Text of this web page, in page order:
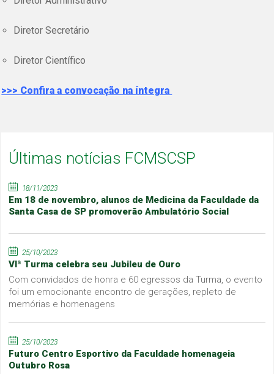
Diretor Secretário
Diretor Científico
>>> Confira a convocação na íntegra
Últimas notícias FCMSCSP
18/11/2023
Em 18 de novembro, alunos de Medicina da Faculdade da
Santa Casa de SP promoverão Ambulatório Social
25/10/2023
VIª Turma celebra seu Jubileu de Ouro
Com convidados de honra e 60 egressos da Turma, o evento
foi um emocionante encontro de gerações, repleto de
memórias e homenagens
25/10/2023
Futuro Centro Esportivo da Faculdade homenageia
Outubro Rosa